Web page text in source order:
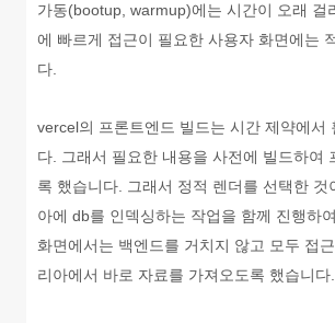
가동(bootup, warmup)에는 시간이 오래 걸
에 빠르게 접근이 필요한 사용자 화면에는
다.
vercel의 프론트엔드 빌드는 시간 제약에서
다. 그래서 필요한 내용을 사전에 빌드하여
록 했습니다. 그래서 정적 렌더를 선택한 것
아에 db를 인덱싱하는 작업을 함께 진행하
화면에서는 백엔드를 거치지 않고 모두 접
리아에서 바로 자료를 가져오도록 했습니다.